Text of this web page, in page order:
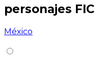
personajes FIC
México